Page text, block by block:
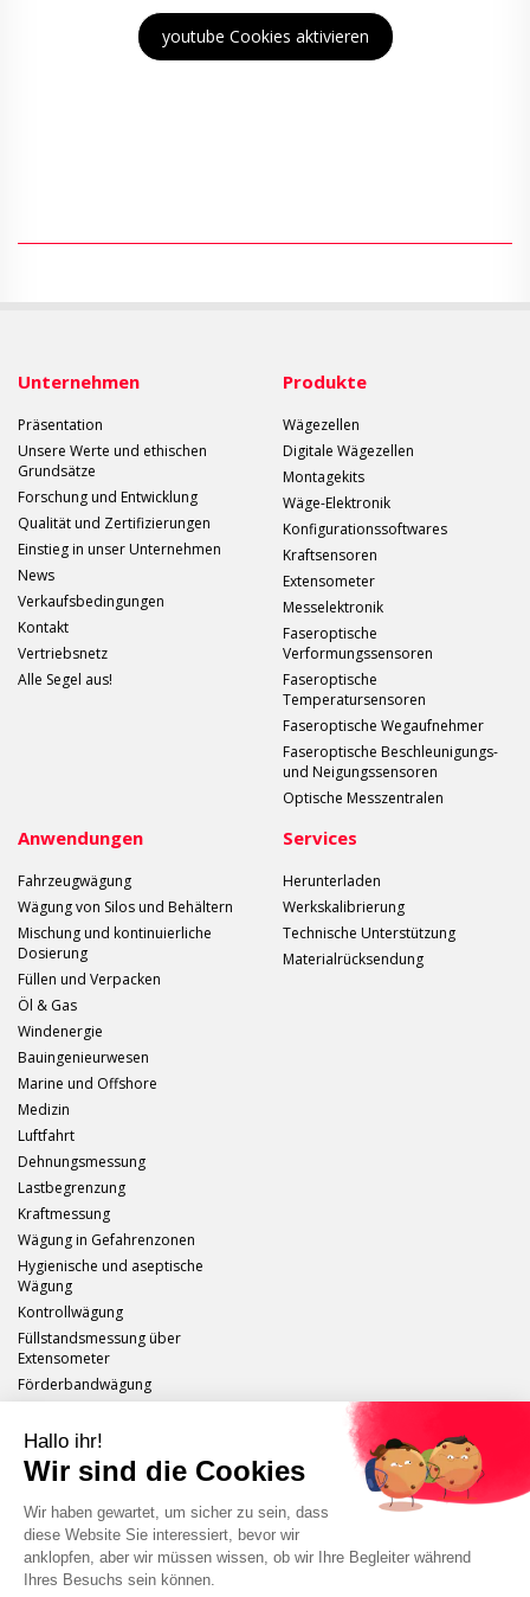
youtube Cookies aktivieren
Unternehmen
Präsentation
Unsere Werte und ethischen
Grundsätze
Forschung und Entwicklung
Qualität und Zertifizierungen
Einstieg in unser Unternehmen
News
Verkaufsbedingungen
Kontakt
Vertriebsnetz
Alle Segel aus!
Produkte
Wägezellen
Digitale Wägezellen
Montagekits
Wäge-Elektronik
Konfigurationssoftwares
Kraftsensoren
Extensometer
Messelektronik
Faseroptische
Verformungssensoren
Faseroptische
Temperatursensoren
Faseroptische Wegaufnehmer
Faseroptische Beschleunigungs-
und Neigungssensoren
Optische Messzentralen
Anwendungen
Fahrzeugwägung
Wägung von Silos und Behältern
Mischung und kontinuierliche
Dosierung
Füllen und Verpacken
Öl & Gas
Windenergie
Bauingenieurwesen
Marine und Offshore
Medizin
Luftfahrt
Dehnungsmessung
Lastbegrenzung
Kraftmessung
Wägung in Gefahrenzonen
Hygienische und aseptische
Wägung
Kontrollwägung
Füllstandsmessung über
Extensometer
Förderbandwägung
Services
Herunterladen
Werkskalibrierung
Technische Unterstützung
Materialrücksendung
Scaime
Impressum
Sitemap Schutz persönlicher Daten